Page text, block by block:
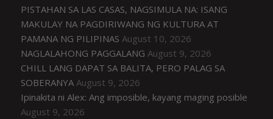
PISTAHAN SA LAS CASAS, NAGSIMULA NA: ISANG
MAKULAY NA PAGDIRIWANG NG KULTURA AT
PAMANA NG PILIPINAS August 10, 2026
NAGLALAHONG PAGGALANG August 9, 2026
CHILL LANG DAPAT SA BALITA, PERO PALAG SA
SOBERANYA August 9, 2026
Ipinakita ni Alex: Ang imposible, kayang maging posible
August 9, 2026